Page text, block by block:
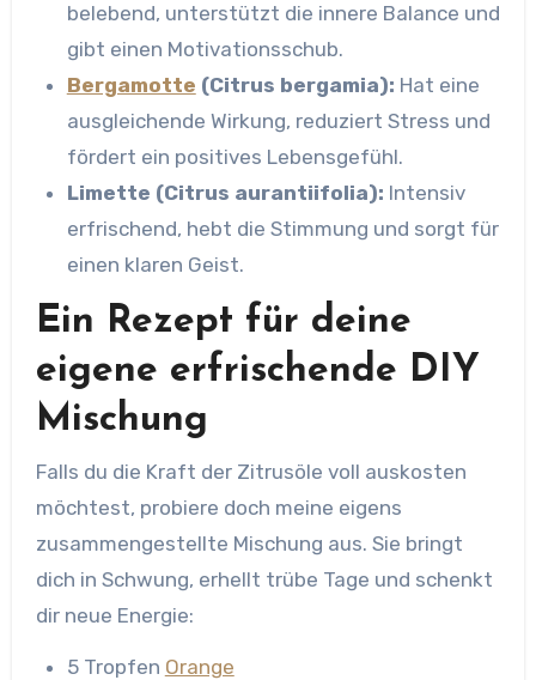
belebend, unterstützt die innere Balance und
gibt einen Motivationsschub.
Bergamotte (Citrus bergamia): Hat eine
ausgleichende Wirkung, reduziert Stress und
fördert ein positives Lebensgefühl.
Limette (Citrus aurantiifolia): Intensiv
erfrischend, hebt die Stimmung und sorgt für
einen klaren Geist.
Ein Rezept für deine
eigene erfrischende DIY
Mischung
Falls du die Kraft der Zitrusöle voll auskosten
möchtest, probiere doch meine eigens
zusammengestellte Mischung aus. Sie bringt
dich in Schwung, erhellt trübe Tage und schenkt
dir neue Energie:
5 Tropfen Orange